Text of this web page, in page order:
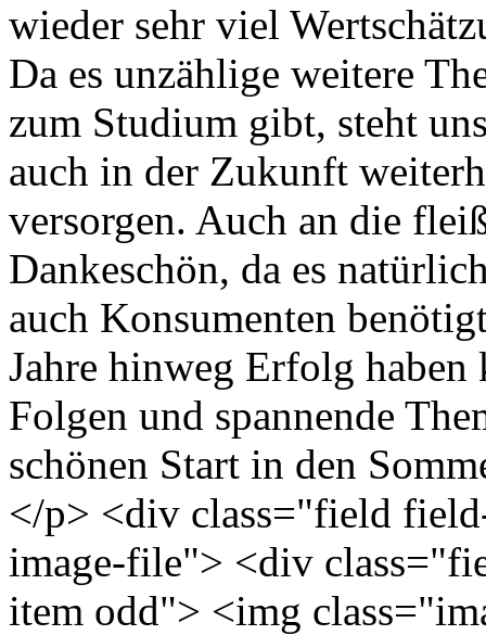
wieder sehr viel
Da es unzählige weitere
zum Studium gibt, steht
auch in der Zukunft
versorgen. Auch an die
Dankeschön, da es
auch Konsumenten
Jahre hinweg Erfolg
Folgen und spannende
schönen Start in den
</p> <div class="field
image-file"> <div
item odd"> <img